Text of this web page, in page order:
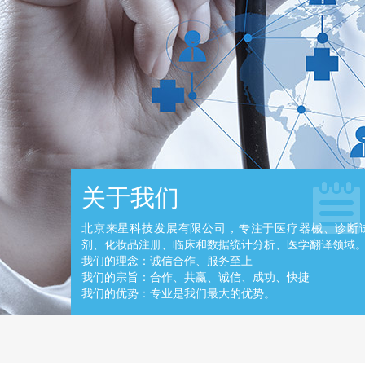
关于我们
北京来星科技发展有限公司，专注于医疗器械、诊断
剂、化妆品注册、临床和数据统计分析、医学翻译领域
我们的理念：诚信合作、服务至上
我们的宗旨：合作、共赢、诚信、成功、快捷
我们的优势：专业是我们最大的优势。